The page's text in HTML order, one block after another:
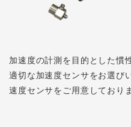
加速度の計測を目的とした慣
適切な加速度センサをお選び
速度センサをご用意しており